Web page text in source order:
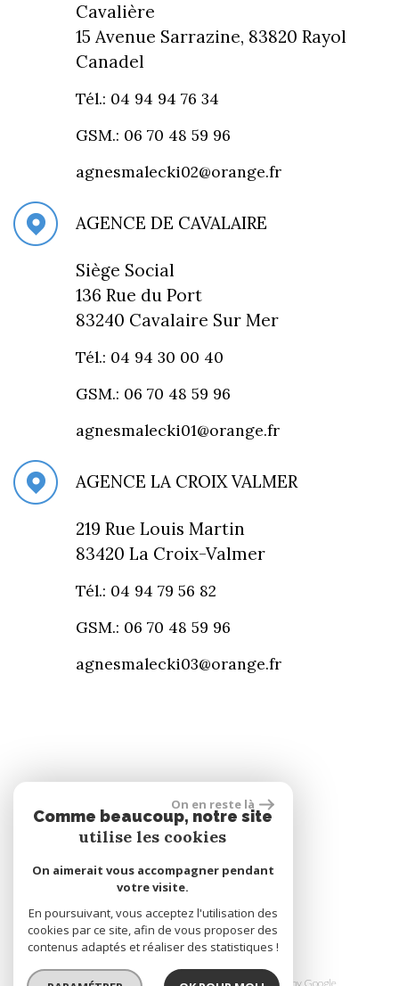
AGENCE DE CAVALAIRE
Siège Social
136 Rue du Port
83240 Cavalaire Sur Mer
Tél.: 04 94 30 00 40
GSM.: 06 70 48 59 96
agnesmalecki01@orange.fr
Cavalière
15 Avenue Sarrazine, 83820 Rayol
Canadel
Tél.: 04 94 94 76 34
GSM.: 06 70 48 59 96
agnesmalecki02@orange.fr
AGENCE LA CROIX VALMER
219 Rue Louis Martin
83420 La Croix-Valmer
Tél.: 04 94 79 56 82
GSM.: 06 70 48 59 96
agnesmalecki03@orange.fr
Se connecter
Espace propriétaire
réalisé par
© 2026 | Tous droits réservés | Traduction powered by Google
On en reste là
Comme beaucoup, notre site
utilise les cookies
On aimerait vous accompagner pendant
votre visite.
En poursuivant, vous acceptez l'utilisation des
cookies par ce site, afin de vous proposer des
contenus adaptés et réaliser des statistiques !